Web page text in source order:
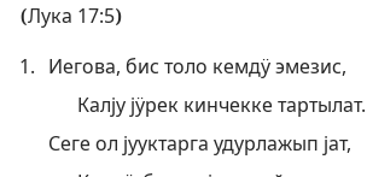
Audio
(Лука 17:5)
1. Иегова, бис толо кемдӱ эмезис,
Калју јӱрек кинчекке тартылат.
Сеге ол јууктарга удурлажып јат,